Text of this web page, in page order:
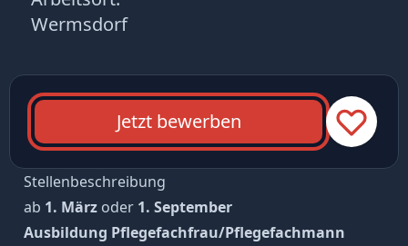
Wermsdorf
Jetzt bewerben
Stellenbeschreibung
ab 1. Märzoder 1. September
Ausbildung Pflegefachfrau/Pflegefachmann